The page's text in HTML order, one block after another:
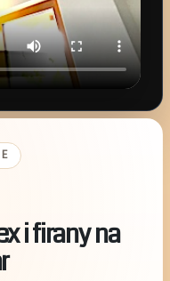
i firany na